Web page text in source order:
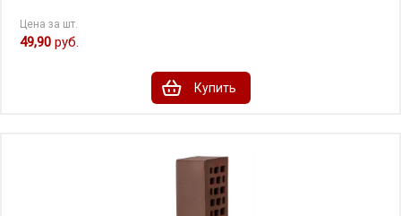
Цена за шт.
49,90 руб.
Купить